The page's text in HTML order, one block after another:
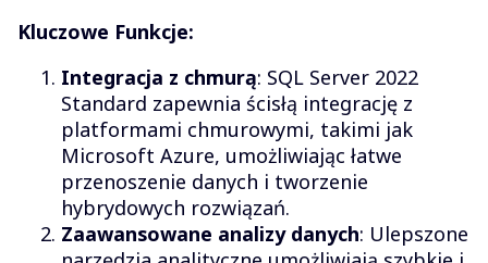
Kluczowe Funkcje:
Integracja z chmurą: SQL Server 2022
Standard zapewnia ścisłą integrację z
platformami chmurowymi, takimi jak
Microsoft Azure, umożliwiając łatwe
przenoszenie danych i tworzenie
hybrydowych rozwiązań.
Zaawansowane analizy danych: Ulepszone